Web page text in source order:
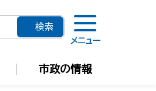
メニュー
市政の情報